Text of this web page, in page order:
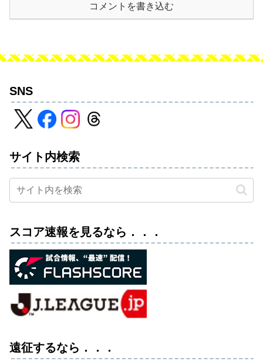
コメントを書き込む
SNS
サイト内検索
スコア速報を見るなら．．．
遠征するなら．．．